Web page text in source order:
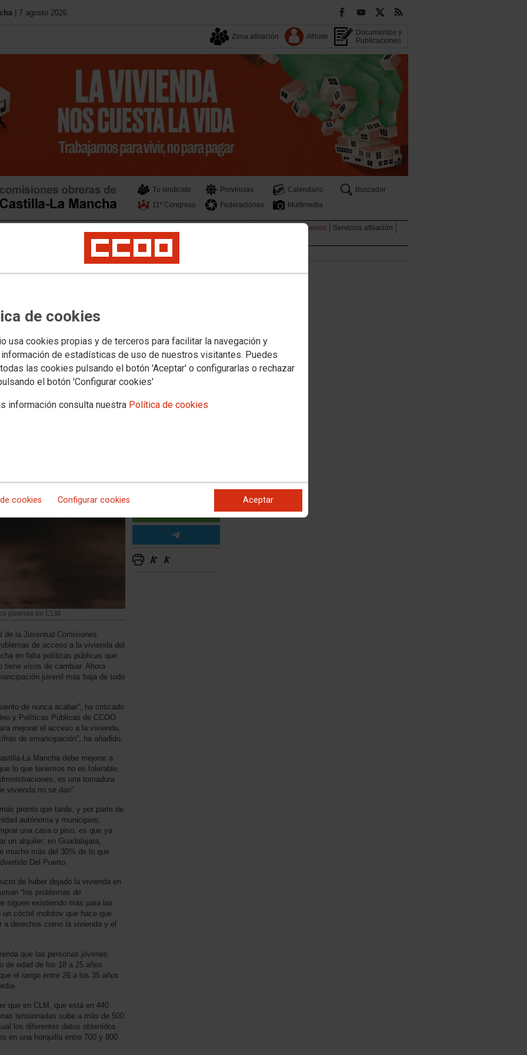
de cookies
usa cookies propias y de terceros para facilitar la navegación y
de estadísticas de uso de nuestros visitantes. Puedes
las cookies pulsando el botón 'Aceptar' o configurarlas o rechazar
el botón 'Configurar cookies'
información consulta nuestra Política de cookies
cookies Configurar cookies Aceptar
| 7 agosto 2026.
Zona afiliación Afiliate
Documentos y
Publicaciones
Tu sindicato Provincias Calendario
Buscador
11º Congreso
Federaciones Multimedia
Jóvenes
Servicios afiliación
CCOO CLM echa en falta
aborden el acceso a la
actuar con valentía en una región que tiene una de las tasas
el país
una generación entera tenga difícil acceder a derechos
de Empleo y Políticas Públicas, Juan Carlos del
jóvenes en CLM
de la Juventud Comisiones
de acceso a la vivienda del
en falta políticas públicas que
tiene visos de cambiar. Ahora
juvenil más baja de todo
de nunca acabar”, ha criticado
y Políticas Públicas de CCOO
mejorar el acceso a la vivienda,
de emancipación”, ha añadido.
La Mancha debe mejorar a
lo que tenemos no es tolerable,
es una tomadura
vivienda no se dan”.
pronto que tarde, y por parte de
autónoma y municipios;
una casa o piso, es que ya
un alquiler; en Guadalajara,
mucho más del 30% de lo que
Del Puerto.
de haber dejado la vivienda en
“los problemas de
siguen existiendo más para las
un cóctel molotov que hace que
a derechos como la vivienda y el
que las personas jóvenes
de edad de los 18 a 25 años
el rango entre 26 a los 35 años
.
que en CLM, que está en 440
tensionadas sube a más de 500
los diferentes datos obtenidos
en una horquilla entre 700 y 800